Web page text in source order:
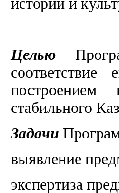
истории и
Целью
построением
стабильного
Задачи
выявление
экспертиза